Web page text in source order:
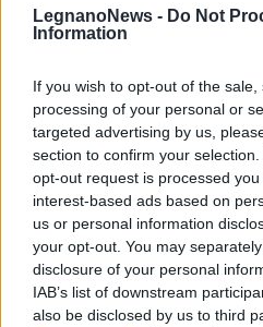
LegnanoNews - Do Not
Information
If you wish to opt-out of the
processing of your personal or
targeted advertising by us,
section to confirm your
opt-out request is processed
interest-based ads based on
us or personal information
your opt-out. You may
disclosure of your personal
IAB’s list of downstream
also be disclosed by us to third
Commenti